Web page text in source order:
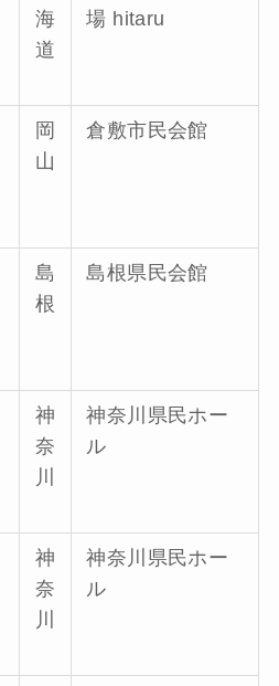
海
道
場 hitaru
岡
山
倉敷市民会館
島
根
島根県民会館
神
奈
川
神奈川県民ホー
ル
神
奈
川
神奈川県民ホー
ル